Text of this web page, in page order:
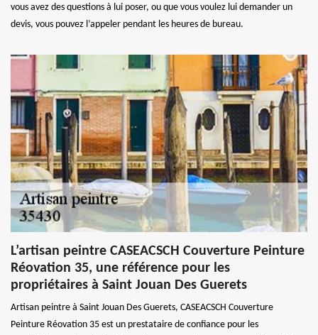
vous avez des questions à lui poser, ou que vous voulez lui demander un
devis, vous pouvez l’appeler pendant les heures de bureau.
L’artisan peintre CASEACSCH Couverture Peinture
Réovation 35, une référence pour les
propriétaires à Saint Jouan Des Guerets
Artisan peintre à Saint Jouan Des Guerets, CASEACSCH Couverture
Peinture Réovation 35 est un prestataire de confiance pour les